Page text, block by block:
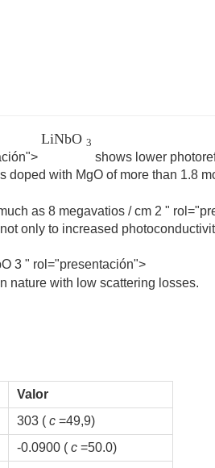
LiNbO 3
shows lower
doped with MgO of more than 1.8
as 8 megavatios / cm 2 "
only to increased
3 " rol="presentación">
nature with low scattering losses.
Valor
303 ( c =49,9)
-0.0900 ( c =50.0)